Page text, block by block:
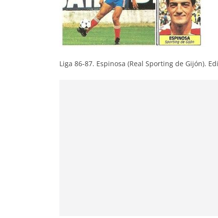
Liga 86-87. Espinosa (Real Sporting de Gijón).